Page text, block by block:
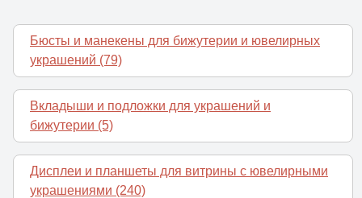
Бюсты и манекены для бижутерии и ювелирных
украшений (79)
Вкладыши и подложки для украшений и
бижутерии (5)
Дисплеи и планшеты для витрины с ювелирными
украшениями (240)